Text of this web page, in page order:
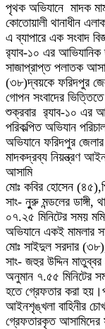
পৃথক অভিযানে ‌ মাদক
কোতোয়ালী থানাধীন
এ ব্যাপারে এক সংবাদ
র‌্যাব-১০ এর
সাজাপ্রাপ্ত পলাতক
(৩৮)দ্বয়কে ফরিদপুর
গোপন সংবাদের
শুক্রবার ‌ র‌্যাব-১০ এর
পরিকল্পিত অভিযান
অভিযানে ফরিদপুর
মাদকদ্রব্য নিয়ন্ত্রণ
আসামি
মোঃ কবির হোসেন
সাং- নুুরু মন্ডলের
০৭.২৫ মিনিটের ‌সময়
অভিযানে একই মামলার
মোঃ সাইদুল সরদার
সাং- জহুর উদ্দিন
অনুমান ৭.৫৫ মিনিটের
হতে গ্রেফতার করা
আইনশৃঙ্খলা বাহিনীর
গ্রেফতারকৃত আসামিদের